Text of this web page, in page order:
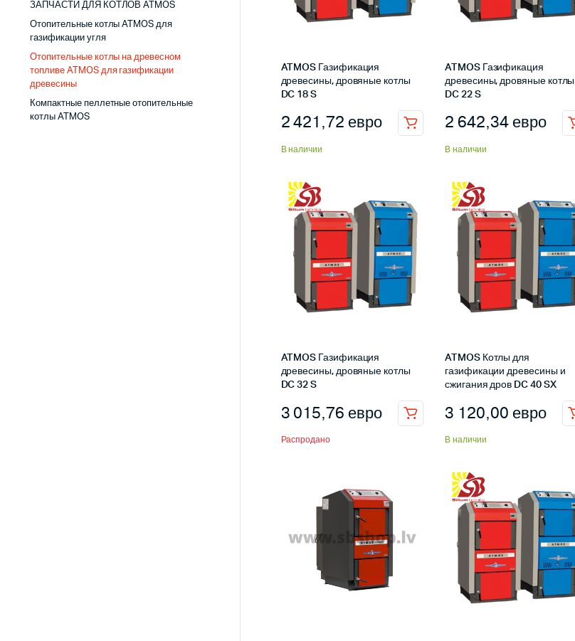
ATMOS Газификация
древесины, дровяные котлы
DC 18 S
2 421,72 евро
В наличии
ATMOS Газификация
древесины, дровяные котлы
DC 22 S
2 642,34 евро
В наличии
ATMOS Газификация
древесины, дровяные котлы
DC 32 S
3 015,76 евро
Распродано
ATMOS Котлы для
газификации древесины и
сжигания дров DC 40 SX
3 120,00 евро
В наличии
ЗАПЧАСТИ ДЛЯ КОТЛОВ ATMOS
Отопительные котлы ATMOS для
газификации угля
Отопительные котлы на древесном
топливе ATMOS для газификации
древесины
Компактные пеллетные отопительные
котлы ATMOS